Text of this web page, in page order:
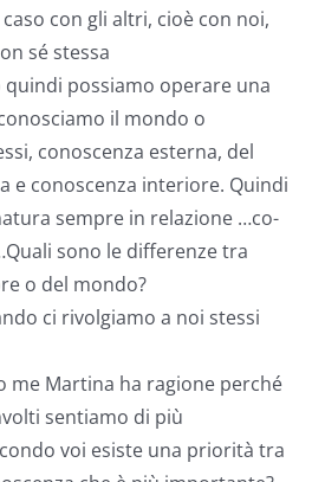
con gli altri, cioè con noi,
sé stessa
quindi possiamo operare una
il mondo o
conoscenza esterna, del
e conoscenza interiore. Quindi
sempre in relazione …co-
sono le differenze tra
o del mondo?
ci rivolgiamo a noi stessi
me Martina ha ragione perché
sentiamo di più
voi esiste una priorità tra